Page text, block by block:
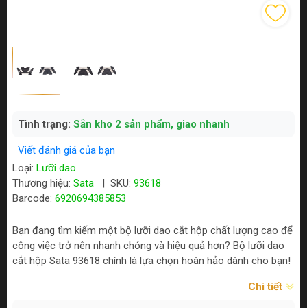
Tình trạng: Sẵn kho 2 sản phẩm, giao nhanh
Viết đánh giá của bạn
Loại: Lưỡi dao
Thương hiệu: Sata SKU: 93618
Barcode: 6920694385853
Bạn đang tìm kiếm một bộ lưỡi dao cắt hộp chất lượng cao để
công việc trở nên nhanh chóng và hiệu quả hơn? Bộ lưỡi dao
cắt hộp Sata 93618 chính là lựa chọn hoàn hảo dành cho bạn!
Chi tiết